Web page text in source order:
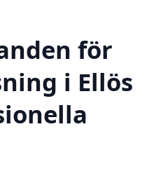
för
i Ellös